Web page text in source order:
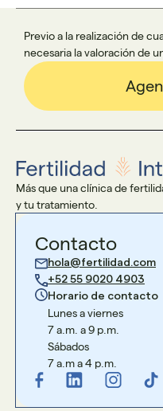
Previo a la realización de
necesaria la valoración de
Más que una clínica de
y tu tratamiento.
Contacto
hola@fertilidad.com
+52 55 9020 4903
Horario de contacto
Lunes a viernes
7 a.m. a 9 p.m.
Sábados
7 a.m a 4 p.m.